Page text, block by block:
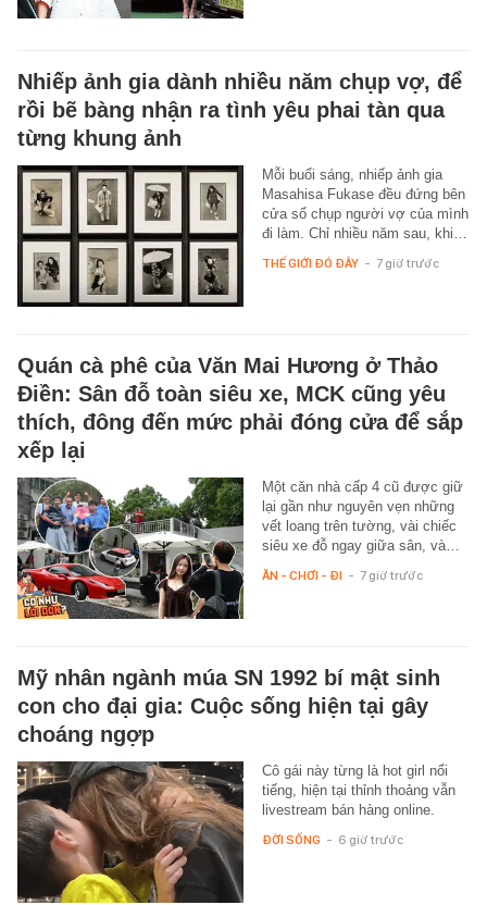
Nhiếp ảnh gia dành nhiều năm chụp vợ, để
rồi bẽ bàng nhận ra tình yêu phai tàn qua
từng khung ảnh
Mỗi buổi sáng, nhiếp ảnh gia
Masahisa Fukase đều đứng bên
cửa sổ chụp người vợ của mình
đi làm. Chỉ nhiều năm sau, khi…
THẾ GIỚI ĐÓ ĐÂY - 7 giờ trước
Quán cà phê của Văn Mai Hương ở Thảo
Điền: Sân đỗ toàn siêu xe, MCK cũng yêu
thích, đông đến mức phải đóng cửa để sắp
xếp lại
Một căn nhà cấp 4 cũ được giữ
lại gần như nguyên vẹn những
vết loang trên tường, vài chiếc
siêu xe đỗ ngay giữa sân, và…
ĂN - CHƠI - ĐI - 7 giờ trước
Mỹ nhân ngành múa SN 1992 bí mật sinh
con cho đại gia: Cuộc sống hiện tại gây
choáng ngợp
Cô gái này từng là hot girl nổi
tiếng, hiện tại thỉnh thoảng vẫn
livestream bán hàng online.
ĐỜI SỐNG - 6 giờ trước